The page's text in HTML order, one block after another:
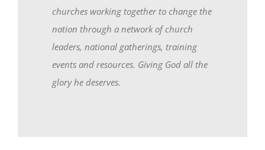
churches working together to change the
nation through a network of church
leaders, national gatherings, training
events and resources. Giving God all the
glory he deserves.